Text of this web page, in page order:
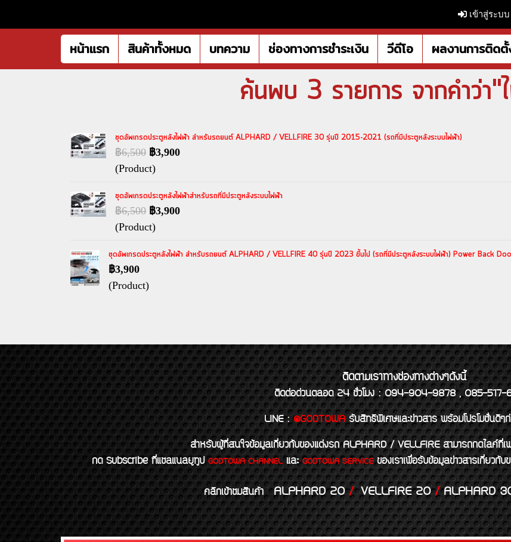
เข้าสู่ระบบ
หน้าแรก สินค้าทั้งหมด บทความ ช่องทางการชำระเงิน วีดีโอ ผลงานการติด
ค้นพบ 3 รายการ จากคำว่า"
ชุดอัพเกรดประตูหลังไฟฟ้า สำหรับรถยนต์ ALPHARD / VELLFIRE 30 รุ่นปี 2015-2021 (รถที่มีประตูหลังระบบไฟฟ้า)
฿6,500 ฿3,900
(Product)
ชุดอัพเกรดประตูหลังไฟฟ้าสำหรับรถที่มีประตูหลังระบบไฟฟ้า
฿6,500 ฿3,900
(Product)
ชุดอัพเกรดประตูหลังไฟฟ้า สำหรับรถยนต์ ALPHARD / VELLFIRE 40 รุ่นปี 2023 ขึ้นไป (รถที่มีประตูหลังระบบไฟฟ้า) Power Back
฿3,900
(Product)
ติดตามเราทางช่องทางต่างๆดังนี้
ติดต่อด่วนตลอด 24 ชั่วโมง : 094-904-9878 , 085-517-
LINE : @GODTOWA รับสิทธิพิเศษและข่าวสาร พร้อมโปรโมชั่นดีๆ
สำหรับผู้ที่สนใจข้อมูลเกี่ยวกับของแต่งรถ ALPHARD / VELLFIRE สามารถกดไลค์ที่เ
กด Subscribe ที่แชลแนลยูทูปGODTOWA CHANNELและGODTOWA SERVICEของเราเพื่อรับข้อมูลข่าวสารเกี่ยวกั
คลิกเข้าชมสินค้า ALPHARD 20/VELLFIRE 20/ALPHARD